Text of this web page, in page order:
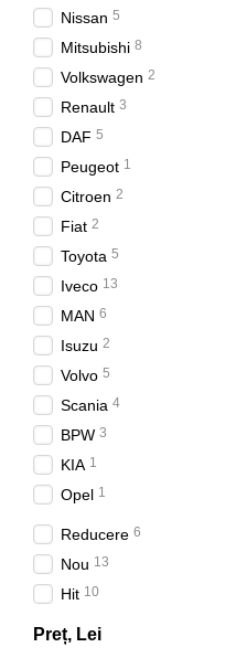
Nissan 5
Mitsubishi 8
Volkswagen 2
Renault 3
DAF 5
Peugeot 1
Citroen 2
Fiat 2
Toyota 5
Iveco 13
MAN 6
Isuzu 2
Volvo 5
Scania 4
BPW 3
KIA 1
Opel 1
Reducere 6
Nou 13
Hit 10
Preț, Lei